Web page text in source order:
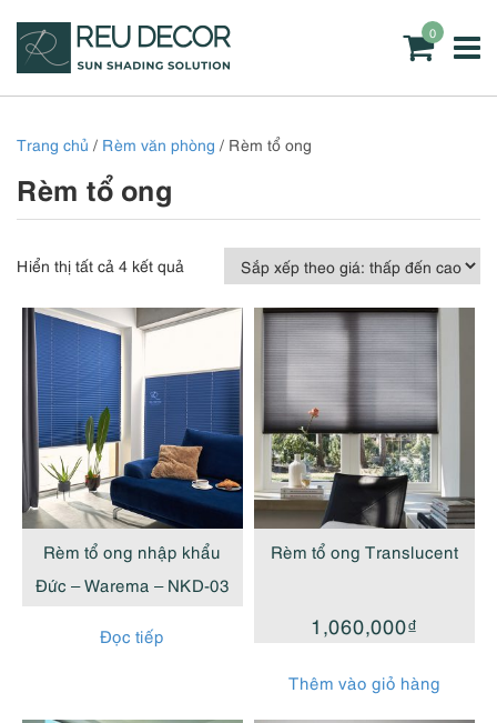
0
Trang chủ / Rèm văn phòng / Rèm tổ ong
Rèm tổ ong
Hiển thị tất cả 4 kết quả
theo
giá:
thấp
đến
cao
Rèm tổ ong nhập khẩu
Đức – Warema – NKD-03
Đọc tiếp
Rèm tổ ong Translucent
1,060,000₫
Thêm vào giỏ hàng